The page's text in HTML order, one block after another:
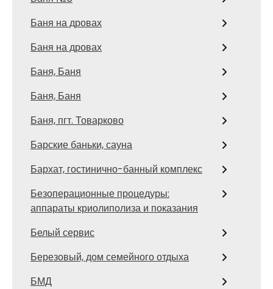
Баня на дровах
Баня на дровах
Баня, Баня
Баня, Баня
Баня, пгт. Товарково
Барские баньки, сауна
Бархат, гостинично-банный комплекс
Безоперационные процедуры:
аппараты криолиполиза и показания
Белый сервис
Березовый, дом семейного отдыха
БМД